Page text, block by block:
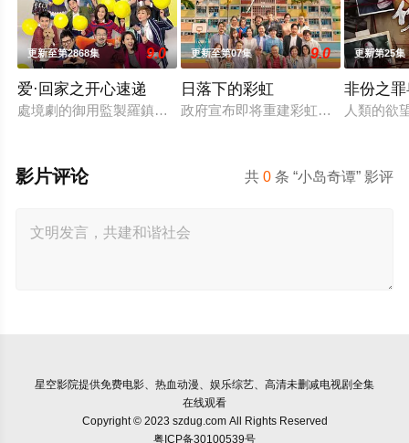
更新至第2868集 9.0
爱·回家之开心速递
處境劇的御用監製羅鎮岳已經準備開拍新一套處境劇，暫定叫
更新至第07集 9.0
日落下的彩虹
政府宣布即将重建彩虹邨──这条超
更新第25集
非份之
人類的欲
共0 条 “小岛奇谭” 影评
影片评论
星空影院提供免费电影、热血动漫、娱乐综艺、高清未删减电视剧全集
在线观看
Copyright © 2023 szdug.com All Rights Reserved
粤ICP备30100539号